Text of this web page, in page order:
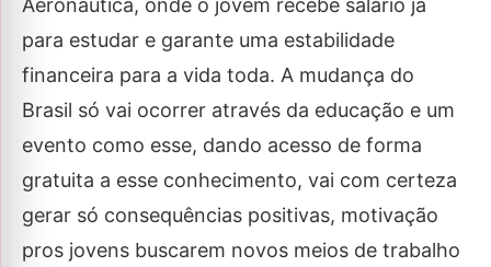
Aeronáutica, onde o jovem recebe salário já
para estudar e garante uma estabilidade
financeira para a vida toda. A mudança do
Brasil só vai ocorrer através da educação e um
evento como esse, dando acesso de forma
gratuita a esse conhecimento, vai com certeza
gerar só consequências positivas, motivação
pros jovens buscarem novos meios de trabalho